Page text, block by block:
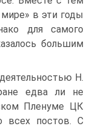
в эти годы
для самого
большим
Н.
едва ли не
Пленуме ЦК
постов. С